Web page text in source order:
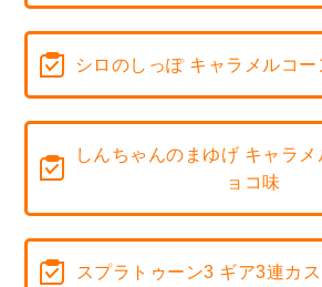
シロのしっぽ キャラメルコ
しんちゃんのまゆげ キャラ
ョコ味
スプラトゥーン3 ギア3連カ